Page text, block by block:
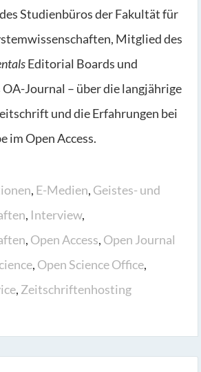
Studienbüros der Fakultät für
Mitglied des
Editorial Boards und
Journal – über die langjährige
und die Erfahrungen bei
im Open Access.
, E-Medien, Geistes- und
, Interview,
, Open Access, Open Journal
, Open Science Office,
, Zeitschriftenhosting